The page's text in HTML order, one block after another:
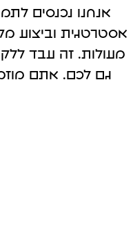
אנחנו נכנסים
אסטרטגית וביצוע
מעולות. זה עבד
גם לכם. אתם